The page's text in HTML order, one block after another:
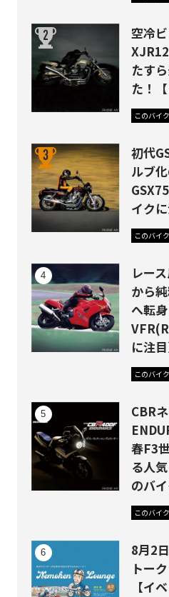
空冷
たす
た！
このバイ
初代
ルブ
イクに
このバイ
レー
から
へ転
に注目
このバイ
CBR
春F3
る人
のバイ
このバイ
8月2
トー
【イ